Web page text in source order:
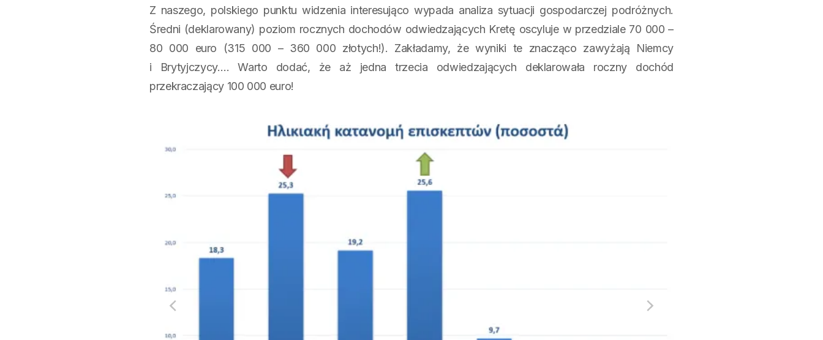
Z naszego, polskiego punktu widzenia interesująco wypada analiza sytuacji gospodarczej podróżnych.
Średni (deklarowany) poziom rocznych dochodów odwiedzających Kretę oscyluje w przedziale 70 000 –
80 000 euro (315 000 – 360 000 złotych!). Zakładamy, że wyniki te znacząco zawyżają Niemcy
i Brytyjczycy…. Warto dodać, że aż jedna trzecia odwiedzających deklarowała roczny dochód
przekraczający 100 000 euro!